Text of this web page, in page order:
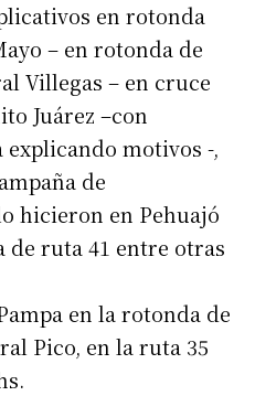
en rotonda
– en rotonda de
Villegas – en cruce
Juárez –con
motivos -,
de
hicieron en Pehuajó
de ruta 41 entre otras
en la rotonda de
Pico, en la ruta 35